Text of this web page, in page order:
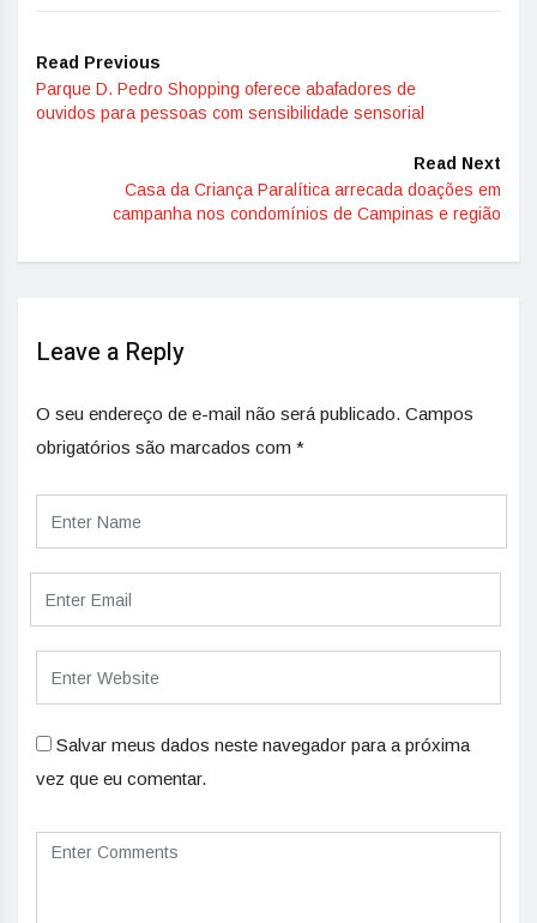
Read Previous
Parque D. Pedro Shopping oferece abafadores de
ouvidos para pessoas com sensibilidade sensorial
Read Next
Casa da Criança Paralítica arrecada doações em
campanha nos condomínios de Campinas e região
Leave a Reply
O seu endereço de e-mail não será publicado. Campos
obrigatórios são marcados com *
Salvar meus dados neste navegador para a próxima
vez que eu comentar.